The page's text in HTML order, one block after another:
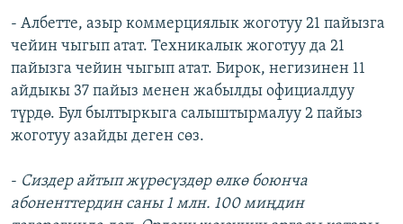
- Албетте, азыр коммерциялык жоготуу 21 пайызга
чейин чыгып атат. Техникалык жоготуу да 21
пайызга чейин чыгып атат. Бирок, негизинен 11
айдыкы 37 пайыз менен жабылды официалдуу
түрдө. Бул былтыркыга салыштырмалуу 2 пайыз
жоготуу азайды деген сөз.
- Сиздер айтып жүрөсүздөр өлкө боюнча
абоненттердин саны 1 млн. 100 миңдин